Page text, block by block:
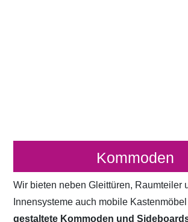
Kommoden
Wir bieten neben Gleittüren, Raumteiler
Innensysteme auch mobile
gestaltete Kommoden und